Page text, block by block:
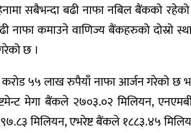
सबैभन्दा बढी नाफा नबिल बैंकको
नाफा कमाउने वाणिज्य बैंकहरुको दोस्रो
छ ।
५५ लाख रुपैयाँ नाफा आर्जन गरेको छ भने
मेगा बैंकले २७०३.०२ मिलियन,
मिलियन, एभरेष्ट बैंकले १८८३.४५